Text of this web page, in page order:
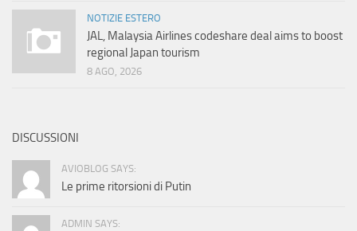
NOTIZIE ESTERO
JAL, Malaysia Airlines codeshare deal aims to boost
regional Japan tourism
8 AGO, 2026
DISCUSSIONI
AVIOBLOG SAYS:
Le prime ritorsioni di Putin
ADMIN SAYS: